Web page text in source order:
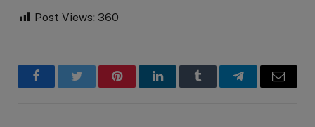
Post Views: 360
FacebookTwitter PinterestLinkedInTumblr TelegramEmail